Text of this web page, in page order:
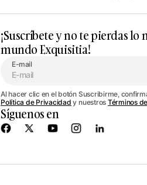
¡Suscríbete y no te pierdas lo
mundo Exquisitia!
E-mail
Al hacer clic en el botón Suscribirme,
Política de Privacidad y nuestros Términos
Síguenos en